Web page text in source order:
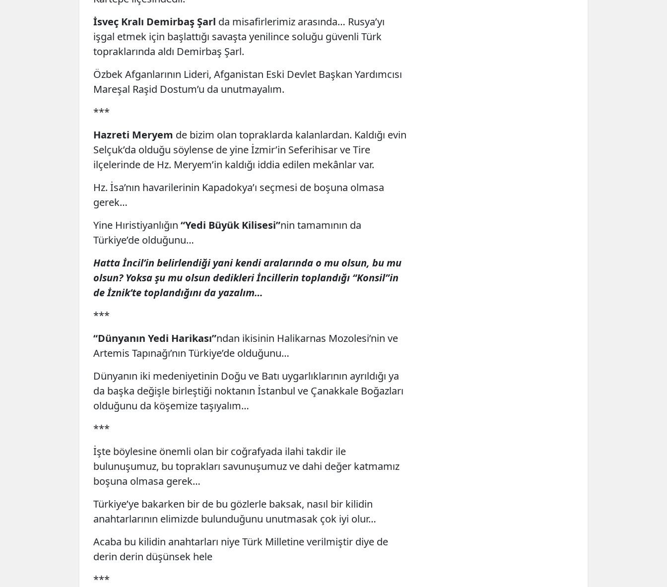
İsveç Kralı Demirbaş Şarl da misafirlerimiz arasında… Rusya’yı
işgal etmek için başlattığı savaşta yenilince soluğu güvenli Türk
topraklarında aldı Demirbaş Şarl.
Özbek Afganlarının Lideri, Afganistan Eski Devlet Başkan Yardımcısı
Mareşal Raşid Dostum’u da unutmayalım.
***
Hazreti Meryem de bizim olan topraklarda kalanlardan. Kaldığı evin
Selçuk’da olduğu söylense de yine İzmir’in Seferihisar ve Tire
ilçelerinde de Hz. Meryem’in kaldığı iddia edilen mekânlar var.
Hz. İsa’nın havarilerinin Kapadokya’ı seçmesi de boşuna olmasa
gerek…
Yine Hıristiyanlığın “Yedi Büyük Kilisesi”nin tamamının da
Türkiye’de olduğunu…
Hatta İncil’in belirlendiği yani kendi aralarında o mu olsun, bu mu
olsun? Yoksa şu mu olsun dedikleri İncillerin toplandığı “Konsil”in
de İznik’te toplandığını da yazalım…
***
“Dünyanın Yedi Harikası”ndan ikisinin Halikarnas Mozolesi’nin ve
Artemis Tapınağı’nın Türkiye’de olduğunu…
Dünyanın iki medeniyetinin Doğu ve Batı uygarlıklarının ayrıldığı ya
da başka değişle birleştiği noktanın İstanbul ve Çanakkale Boğazları
olduğunu da köşemize taşıyalım…
***
İşte böylesine önemli olan bir coğrafyada ilahi takdir ile
bulunuşumuz, bu toprakları savunuşumuz ve dahi değer katmamız
boşuna olmasa gerek…
Türkiye’ye bakarken bir de bu gözlerle baksak, nasıl bir kilidin
anahtarlarının elimizde bulunduğunu unutmasak çok iyi olur…
Acaba bu kilidin anahtarları niye Türk Milletine verilmiştir diye de
derin derin düşünsek hele
***